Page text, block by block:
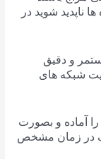
ناپدید شوید در
و دقیق
شبکه های
آماده و بصورت
در زمان مشخص